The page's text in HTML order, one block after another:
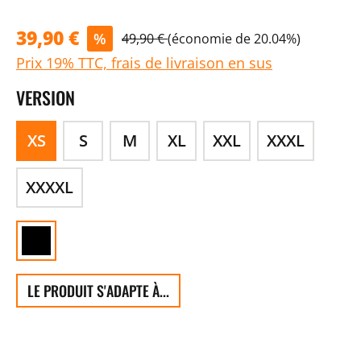
39,90 € % 49,90 €(économie de 20.04%)
Prix 19% TTC, frais de livraison en sus
VERSION
XS S M XL XXL XXXL
XXXXL
LE PRODUIT S'ADAPTE À...